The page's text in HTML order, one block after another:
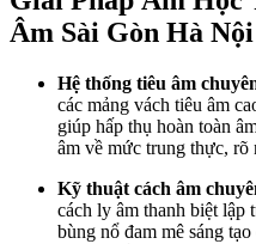
Âm Sài Gòn Hà Nội
Hệ thống tiêu âm
các mảng vách tiêu âm
giúp hấp thụ hoàn toàn
âm về mức trung thực, rõ
Kỹ thuật cách âm
cách ly âm thanh biệt lập
bùng nổ đam mê sáng